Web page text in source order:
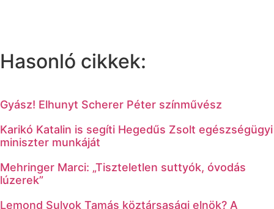
Hasonló cikkek:
Gyász! Elhunyt Scherer Péter színművész
Karikó Katalin is segíti Hegedűs Zsolt egészségügyi
miniszter munkáját
Mehringer Marci: „Tiszteletlen suttyók, óvodás
lúzerek”
Lemond Sulyok Tamás köztársasági elnök? A